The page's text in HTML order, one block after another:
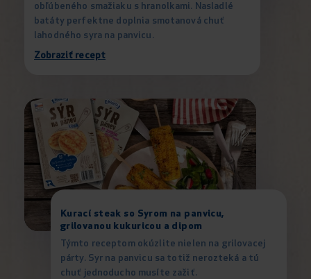
obľúbeného smažiaku s hranolkami. Nasladlé
batáty perfektne doplnia smotanová chuť
lahodného syra na panvicu.
Zobraziť recept
Kurací steak so Syrom na panvicu,
grilovanou kukuricou a dipom
Týmto receptom okúzlite nielen na grilovacej
párty. Syr na panvicu sa totiž nerozteká a tú
chuť jednoducho musíte zažiť.